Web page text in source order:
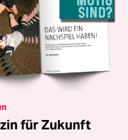
für Zukunft